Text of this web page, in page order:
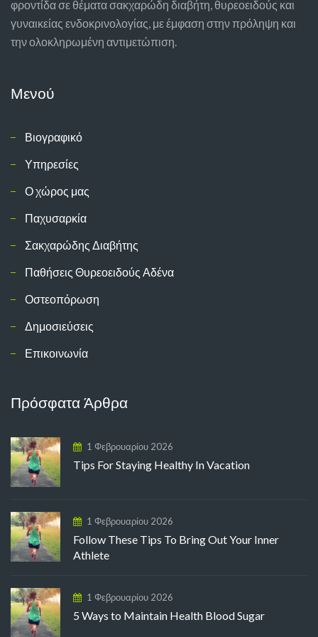
φροντίδα σε θέματα σακχαρώδη διαβήτη, θυρεοειδούς και
γυναικείας ενδοκρινολογίας, με έμφαση στην πρόληψη και
την ολοκληρωμένη αντιμετώπιση.
Μενού
Βιογραφικό
Υπηρεσίες
Ο χώρος μας
Παχυσαρκία
Σακχαρώδης Διαβήτης
Παθήσεις Θυρεοειδούς Αδένα
Οστεοπόρωση
Δημοσιεύσεις
Επικοινωνία
Πρόσφατα Άρθρα
1 Φεβρουαρίου 2026
Tips For Staying Healthy In Vacation
1 Φεβρουαρίου 2026
Follow These Tips To Bring Out Your Inner
Athlete
1 Φεβρουαρίου 2026
5 Ways to Maintain Health Blood Sugar